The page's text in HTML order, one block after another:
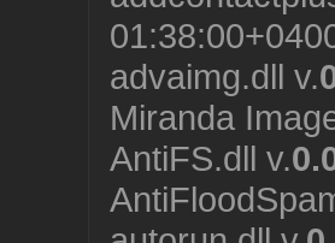
advaimg.dll v.
Miranda
AntiFS.dll v.